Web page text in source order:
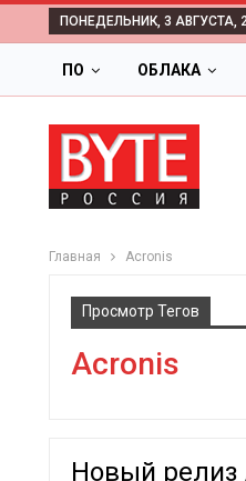
ПОНЕДЕЛЬНИК, 3 АВГУСТА,
ПО ОБЛАКА
Главная Acronis
Просмотр Тегов
Acronis
Новый релиз